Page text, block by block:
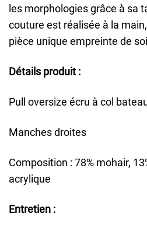
les morphologies grâce à sa
couture est réalisée à la
pièce unique empreinte de
Détails produit :
Pull oversize écru à col
Manches droites
Composition : 78% mohair,
acrylique
Entretien :